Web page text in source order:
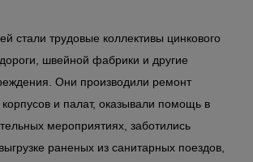
стали трудовые коллективы цинкового
швейной фабрики и другие
Они производили ремонт
корпусов и палат, оказывали помощь в
мероприятиях, заботились
раненых из санитарных поездов,